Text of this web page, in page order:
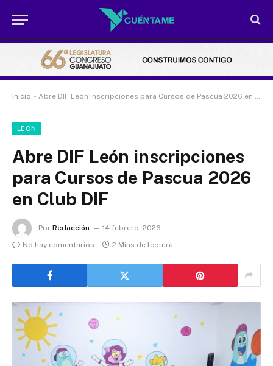
Inicio » Abre DIF León inscripciones para Cursos de Pascua 2026 en Club DIF
LEÓN
Abre DIF León inscripciones
para Cursos de Pascua 2026
en Club DIF
Por Redacción
14 febrero, 2026
No hay comentarios
2 Mins de lectura